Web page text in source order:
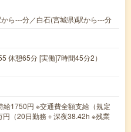
ら---分／白石(宮城県)駅から---分
休憩65分 [実働]7時間45分2）
1750円 ※交通費全額支給（規定
（20日勤務＋深夜38.42h ※残業